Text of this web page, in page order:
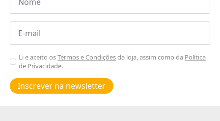
Email
Aceitar
Poiticas
de
privacidade
Li e aceito osTermos e Condiçõesda loja, assim como da Política
de Privacidade.
Inscrever na newsletter